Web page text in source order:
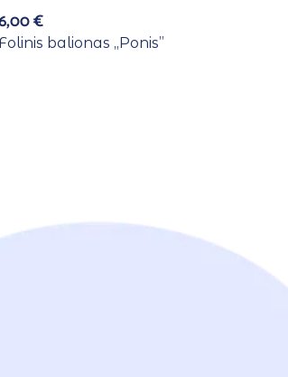
€
Folinis balionas ,,Ponis”